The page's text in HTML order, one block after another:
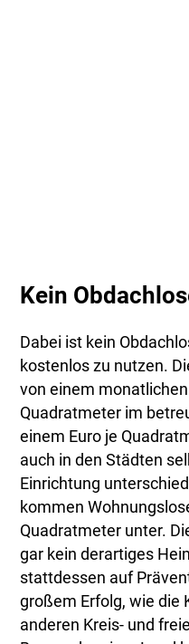
Kein
Dabei ist kein
kostenlos zu nutzen.
von einem
Quadratmeter im
einem Euro je
auch in den Städten
Einrichtung
kommen
Quadratmeter unter.
gar kein derartiges
stattdessen auf
großem Erfolg, wie die
anderen Kreis- und